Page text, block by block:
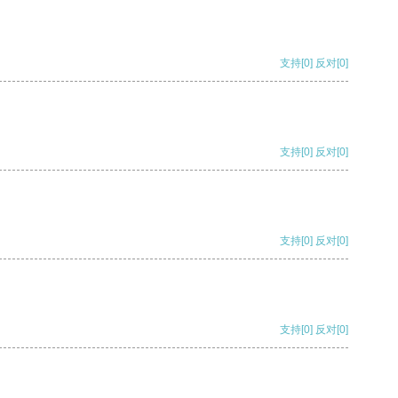
支持[0] 反对[0]
支持[0] 反对[0]
支持[0] 反对[0]
支持[0] 反对[0]